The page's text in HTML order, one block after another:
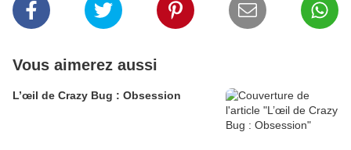
Vous aimerez aussi
L’œil de Crazy Bug : Obsession